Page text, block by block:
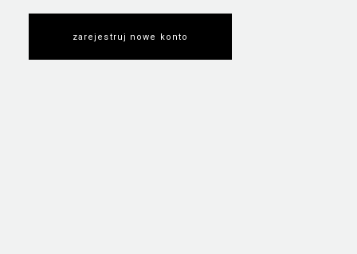
zarejestruj nowe konto